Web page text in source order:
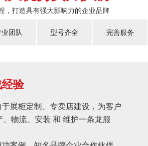
，打造具有强大影响力的企业品牌
团队 型号齐全 完善服务
验
展柜定制、专卖店建设，为客户
物流、安装 和 维护一条龙服